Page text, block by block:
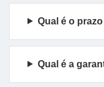
Qual é o
Qual é a